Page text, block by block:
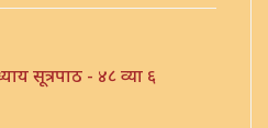
सूत्रपाठ - ४८ व्या ६